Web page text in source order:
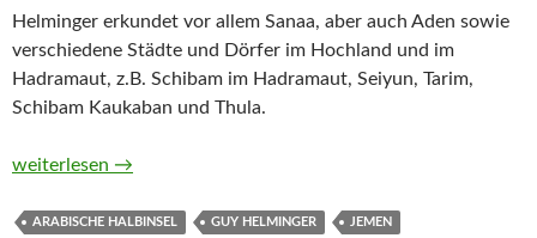
Helminger erkundet vor allem Sanaa, aber auch Aden sowie
verschiedene Städte und Dörfer im Hochland und im
Hadramaut, z.B. Schibam im Hadramaut, Seiyun, Tarim,
Schibam Kaukaban und Thula.
Die Lehmbauten des Lichts. Aufzeichnungen und Fotos aus
weiterlesen →
ARABISCHE HALBINSEL GUY HELMINGER JEMEN